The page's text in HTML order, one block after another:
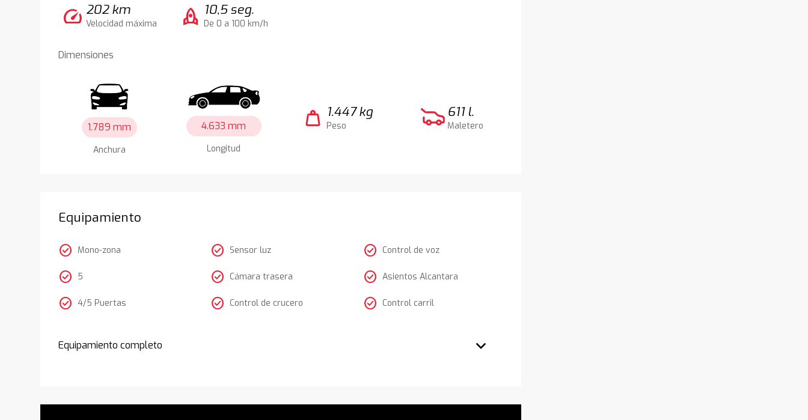
speed 202 km
Velocidad máxima rocket 10,5 seg.
De 0 a 100 km/h
Dimensiones
1.789 mm
Anchura
4.633 mm
Longitud
weight 1.447 kg
Peso
611 l.
Maletero
Equipamiento
check_circle Mono-zona
check_circle 5
check_circle 4/5 Puertas
check_circle Sensor luz
check_circle Cámara trasera
check_circle Control de crucero
check_circle Control de voz
check_circle Asientos Alcantara
check_circle Control carril
Equipamiento completo